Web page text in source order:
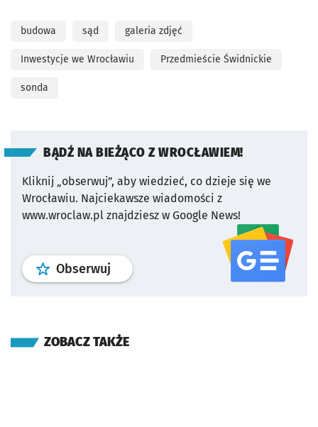
budowa sąd galeria zdjęć
Inwestycje we Wrocławiu Przedmieście Świdnickie
sonda
BĄDŹ NA BIEŻĄCO Z WROCŁAWIEM!
Kliknij „obserwuj”, aby wiedzieć, co dzieje się we
Wrocławiu. Najciekawsze wiadomości z
www.wroclaw.pl znajdziesz w Google News!
Obserwuj profil serwisu
ZOBACZ TAKŻE